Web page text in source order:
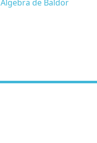
Álgebra de Baldor